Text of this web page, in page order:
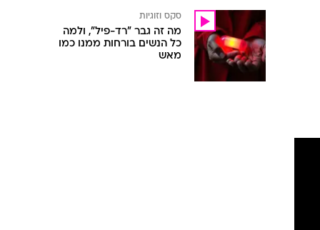
סקס וזוגיות
מה זה גבר "רד-פיל", ולמה
כל הנשים בורחות ממנו כמו
מאש